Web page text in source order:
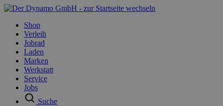
Shop
Verleih
Jobrad
Laden
Marken
Werkstatt
Service
Jobs
Suche